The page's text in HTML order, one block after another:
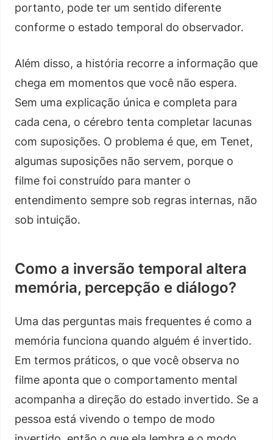
portanto, pode ter um sentido diferente
conforme o estado temporal do observador.
Além disso, a história recorre a informação que
chega em momentos que você não espera.
Sem uma explicação única e completa para
cada cena, o cérebro tenta completar lacunas
com suposições. O problema é que, em Tenet,
algumas suposições não servem, porque o
filme foi construído para manter o
entendimento sempre sob regras internas, não
sob intuição.
Como a inversão temporal altera
memória, percepção e diálogo?
Uma das perguntas mais frequentes é como a
memória funciona quando alguém é invertido.
Em termos práticos, o que você observa no
filme aponta que o comportamento mental
acompanha a direção do estado invertido. Se a
pessoa está vivendo o tempo de modo